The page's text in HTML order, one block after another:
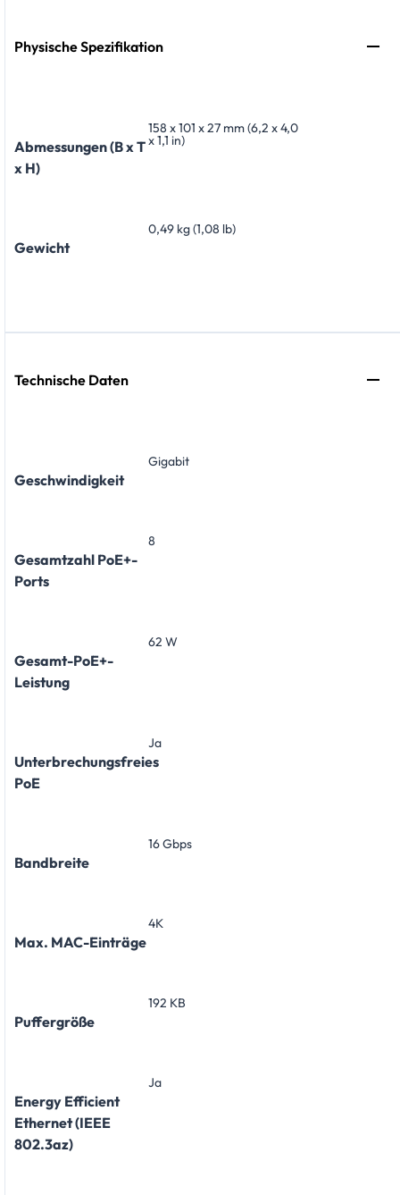
Physische Spezifikation
Abmessungen (B x T
x H)
158 x 101 x 27 mm (6,2 x 4,0
x 1,1 in)
Gewicht
0,49 kg (1,08 lb)
Technische Daten
Geschwindigkeit
Gigabit
Gesamtzahl PoE+-
Ports
8
Gesamt-PoE+-
Leistung
62 W
Unterbrechungsfreies
PoE
Ja
Bandbreite
16 Gbps
Max. MAC-Einträge
4K
Puffergröße
192 KB
Energy Efficient
Ethernet (IEEE
802.3az)
Ja